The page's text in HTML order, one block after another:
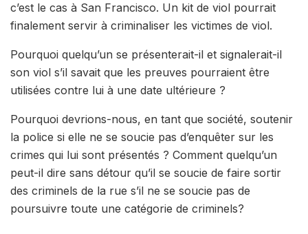
c’est le cas à San Francisco. Un kit de viol pourrait
finalement servir à criminaliser les victimes de viol.
Pourquoi quelqu’un se présenterait-il et signalerait-il
son viol s’il savait que les preuves pourraient être
utilisées contre lui à une date ultérieure ?
Pourquoi devrions-nous, en tant que société, soutenir
la police si elle ne se soucie pas d’enquêter sur les
crimes qui lui sont présentés ? Comment quelqu’un
peut-il dire sans détour qu’il se soucie de faire sortir
des criminels de la rue s’il ne se soucie pas de
poursuivre toute une catégorie de criminels?